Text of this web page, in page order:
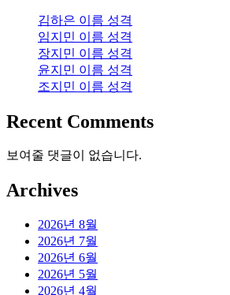
김하은 이름 성격
임지민 이름 성격
장지민 이름 성격
윤지민 이름 성격
조지민 이름 성격
Recent Comments
보여줄 댓글이 없습니다.
Archives
2026년 8월
2026년 7월
2026년 6월
2026년 5월
2026년 4월